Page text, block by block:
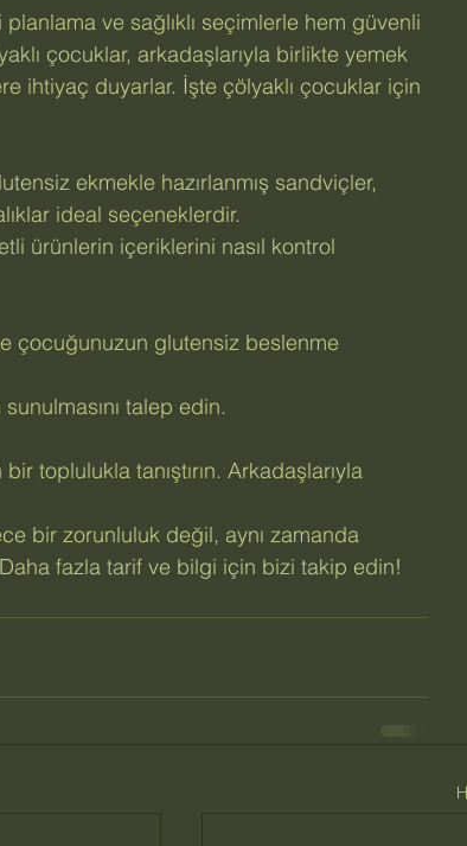
ve sağlıklı seçimlerle hem güvenli
çocuklar, arkadaşlarıyla birlikte yemek
ihtiyaç duyarlar. İşte çölyaklı çocuklar için
ekmekle hazırlanmış sandviçler,
ideal seçeneklerdir.
ürünlerin içeriklerini nasıl kontrol
çocuğunuzun glutensiz beslenme
talep edin.
toplulukla tanıştırın. Arkadaşlarıyla
bir zorunluluk değil, aynı zamanda
fazla tarif ve bilgi için bizi takip edin!